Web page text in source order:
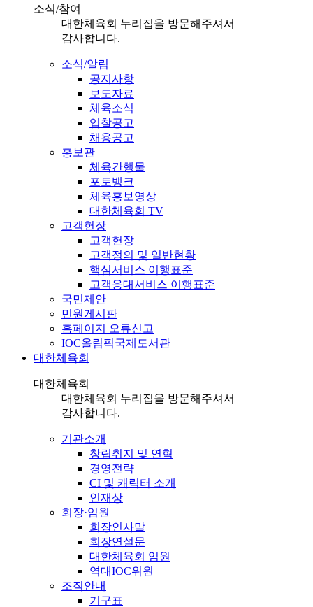
소식/참여
대한체육회 누리집을 방문해주셔서
감사합니다.
소식/알림
공지사항
보도자료
체육소식
입찰공고
채용공고
홍보관
체육간행물
포토뱅크
체육홍보영상
대한체육회 TV
고객헌장
고객헌장
고객정의 및 일반현황
핵심서비스 이행표준
고객응대서비스 이행표준
국민제안
민원게시판
홈페이지 오류신고
IOC올림픽국제도서관
대한체육회
대한체육회
대한체육회 누리집을 방문해주셔서
감사합니다.
기관소개
창립취지 및 연혁
경영전략
CI 및 캐릭터 소개
인재상
회장·임원
회장인사말
회장연설문
대한체육회 임원
역대IOC위원
조직안내
기구표